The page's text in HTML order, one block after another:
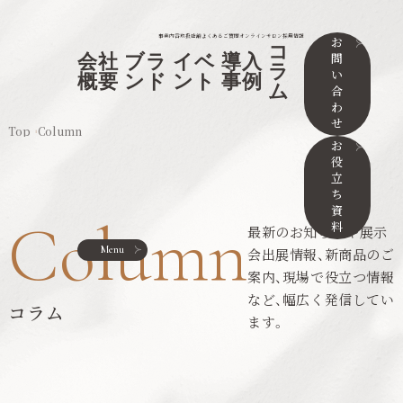
事業内容取扱店舗よくあるご質問オンラインサロン採用情報
会社
概要
ブラ
ンド
イベ
ント
導入
事例
コ
ラ
ム
お
問
い
合
わ
せ
お
役
立
ち
資
料
Menu
Top Column
Column
コラム
最新のお知らせや展示
会出展情報、新商品のご
案内、現場で役立つ情報
など、幅広く発信してい
ます。